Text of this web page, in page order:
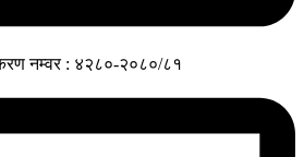
नम्वर : ४२८०-२०८०/८१